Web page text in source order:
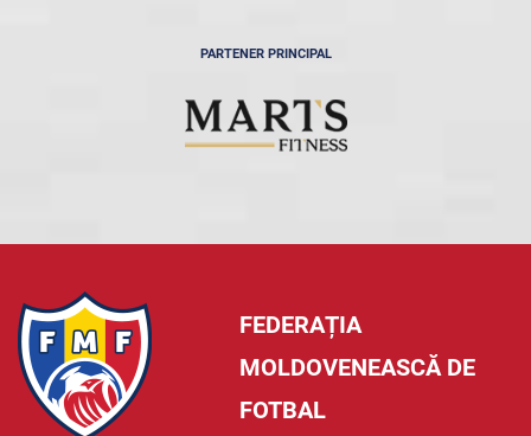
PARTENER PRINCIPAL
FEDERAȚIA
MOLDOVENEASCĂ DE
FOTBAL